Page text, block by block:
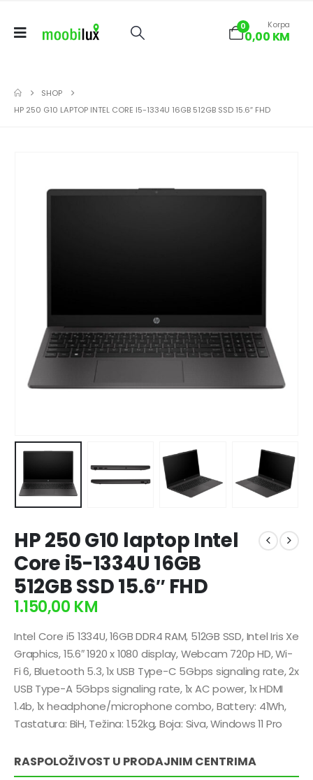
0 Korpa
0,00 KM
SHOP
HP 250 G10 LAPTOP INTEL CORE I5-1334U 16GB 512GB SSD 15.6″ FHD
HP 250 G10 laptop Intel
Core i5-1334U 16GB
512GB SSD 15.6″ FHD
1.150,00 KM
Intel Core i5 1334U, 16GB DDR4 RAM, 512GB SSD, Intel Iris Xe
Graphics, 15.6″ 1920 x 1080 display, Webcam 720p HD, Wi-
Fi 6, Bluetooth 5.3, 1x USB Type-C 5Gbps signaling rate, 2x
USB Type-A 5Gbps signaling rate, 1x AC power, 1x HDMI
1.4b, 1x headphone/microphone combo, Battery: 41Wh,
Tastatura: BiH, Težina: 1.52kg, Boja: Siva, Windows 11 Pro
RASPOLOŽIVOST U PRODAJNIM CENTRIMA